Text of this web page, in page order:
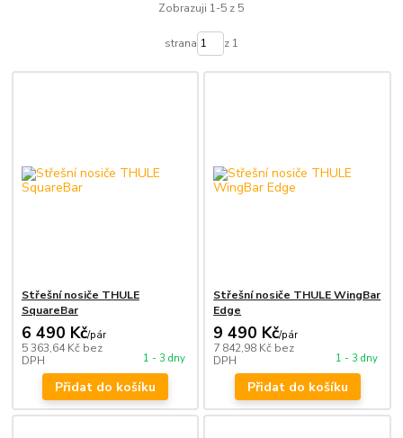
Zobrazuji 1-5 z 5
strana z 1
Střešní nosiče THULE
SquareBar
6 490 Kč/pár
5 363,64 Kč bez
DPH
1 - 3 dny
Přidat do košíku
Střešní nosiče THULE WingBar
Edge
9 490 Kč/pár
7 842,98 Kč bez
DPH
1 - 3 dny
Přidat do košíku